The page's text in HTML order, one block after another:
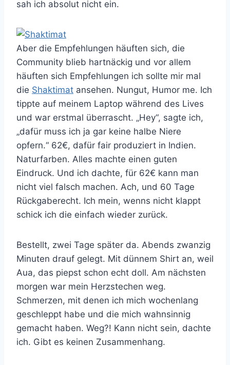
sah ich absolut nicht ein.
Aber die Empfehlungen häuften sich, die
Community blieb hartnäckig und vor allem
häuften sich Empfehlungen ich sollte mir mal
die Shaktimat ansehen. Nungut, Humor me. Ich
tippte auf meinem Laptop während des Lives
und war erstmal überrascht. „Hey“, sagte ich,
„dafür muss ich ja gar keine halbe Niere
opfern.“ 62€, dafür fair produziert in Indien.
Naturfarben. Alles machte einen guten
Eindruck. Und ich dachte, für 62€ kann man
nicht viel falsch machen. Ach, und 60 Tage
Rückgaberecht. Ich mein, wenns nicht klappt
schick ich die einfach wieder zurück.
Bestellt, zwei Tage später da. Abends zwanzig
Minuten drauf gelegt. Mit dünnem Shirt an, weil
Aua, das piepst schon echt doll. Am nächsten
morgen war mein Herzstechen weg.
Schmerzen, mit denen ich mich wochenlang
geschleppt habe und die mich wahnsinnig
gemacht haben. Weg?! Kann nicht sein, dachte
ich. Gibt es keinen Zusammenhang.